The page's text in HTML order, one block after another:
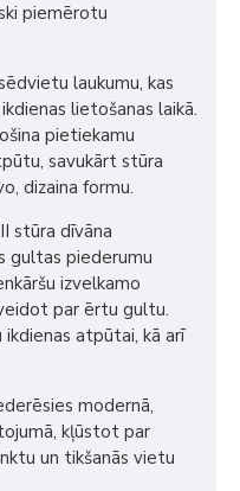
piemērotu
laukumu, kas
lietošanas laikā.
pietiekamu
savukārt stūra
dizaina formu.
stūra dīvāna
gultas piederumu
izvelkamo
par ērtu gultu.
atpūtai, kā arī
modernā,
kļūstot par
un tikšanās vietu